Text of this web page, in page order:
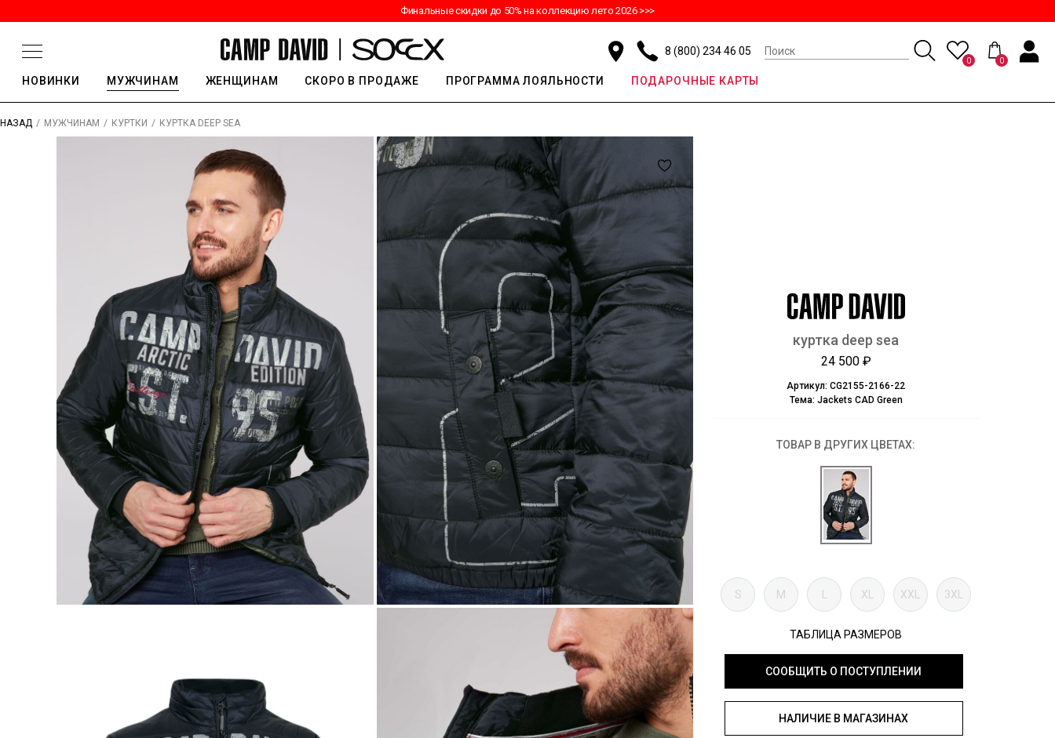
Финальные скидки до 50% на коллекцию лето 2026 >>>
8 (800) 234 46 05
0 0
НОВИНКИ МУЖЧИНАМ ЖЕНЩИНАМ СКОРО В ПРОДАЖЕ ПРОГРАММА ЛОЯЛЬНОСТИ ПОДАРОЧНЫЕ КАРТЫ
НАЗАД / МУЖЧИНАМ / КУРТКИ / КУРТКА DEEP SEA
куртка deep sea
24 500 ₽
Артикул: CG2155-2166-22
Тема: Jackets CAD Green
ТОВАР В ДРУГИХ ЦВЕТАХ:
S M XL XXL 3XL
ТАБЛИЦА РАЗМЕРОВ
СООБЩИТЬ О ПОСТУПЛЕНИИ
НАЛИЧИЕ В МАГАЗИНАХ